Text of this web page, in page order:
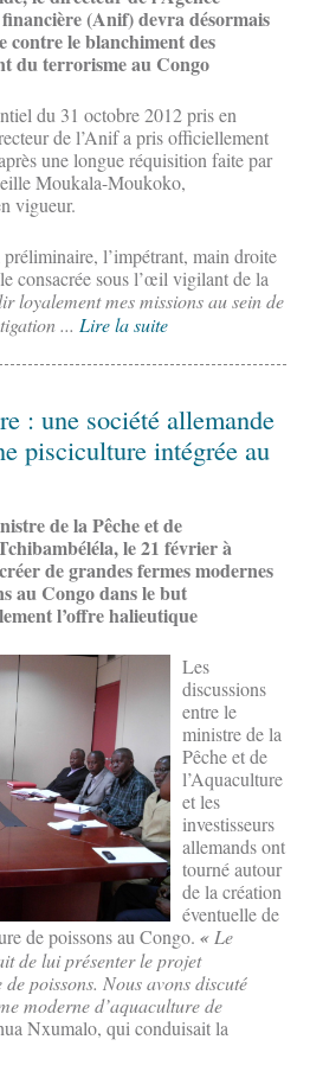
(Anif) devra désormais
contre le blanchiment des
du terrorisme au Congo
du 31 octobre 2012 pris en
de l’Anif a pris officiellement
une longue réquisition faite par
Moukala-Moukoko,
vigueur.
l’impétrant, main droite
consacrée sous l’œil vigilant de la
loyalement mes missions au sein de
... Lire la suite
: une société allemande
pisciculture intégrée au
de la Pêche et de
le 21 février à
de grandes fermes modernes
au Congo dans le but
l’offre halieutique
Les
discussions
entre le
ministre de la
Pêche et de
l’Aquaculture
et les
investisseurs
allemands ont
tourné autour
de la création
éventuelle de
de poissons au Congo. « Le
de lui présenter le projet
de poissons. Nous avons discuté
moderne d’aquaculture de
Nxumalo, qui conduisait la